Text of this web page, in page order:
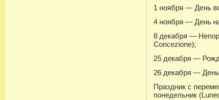
1 ноября — День
4 ноября — День
8 декабря —
Concezione);
25 декабря —
26 декабря —
Праздник с
понедельник